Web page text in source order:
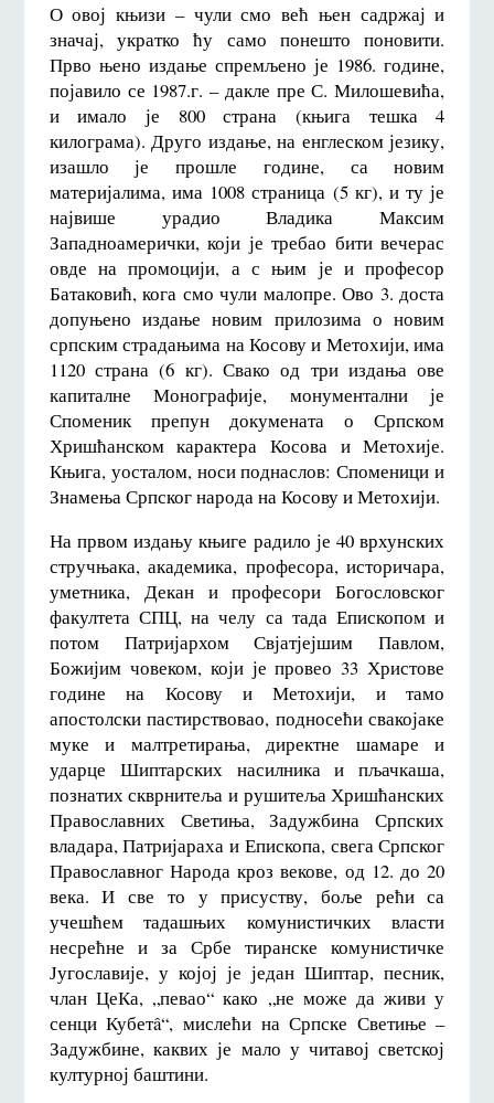
О овој књизи – чули смо већ њен садржај и
значај, укратко ћу само понешто поновити.
Прво њено издање спремљено је 1986. године,
појавило се 1987.г. – дакле пре С. Милошевића,
и имало је 800 страна (књига тешка 4
килограма). Друго издање, на енглеском језику,
изашло је прошле године, са новим
материјалима, има 1008 страница (5 кг), и ту је
највише урадио Владика Максим
Западноамерички, који је требао бити вечерас
овде на промоцији, а с њим је и професор
Батаковић, кога смо чули малопре. Ово 3. доста
допуњено издање новим прилозима о новим
српским страдањима на Косову и Метохији, има
1120 страна (6 кг). Свако од три издања ове
капиталне Монографије, монументални је
Споменик препун докумената о Српском
Хришћанском карактера Косова и Метохије.
Књига, уосталом, носи поднаслов: Споменици и
Знамења Српског народа на Косову и Метохији.
На првом издању књиге радило је 40 врхунских
стручњака, академика, професора, историчара,
уметника, Декан и професори Богословског
факултета СПЦ, на челу са тада Епископом и
потом Патријархом Свјатјејшим Павлом,
Божијим човеком, који је провео 33 Христове
године на Косову и Метохији, и тамо
апостолски пастирствовао, подносећи свакојаке
муке и малтретирања, директне шамаре и
ударце Шиптарских насилника и пљачкаша,
познатих скврнитеља и рушитеља Хришћанских
Православних Светиња, Задужбина Српских
владара, Патријараха и Епископа, свега Српског
Православног Народа кроз векове, од 12. до 20
века. И све то у присуству, боље рећи са
учешћем тадашњих комунистичких власти
несрећне и за Србе тиранске комунистичке
Југославије, у којој је један Шиптар, песник,
члан ЦеКа, „певао“ како „не може да живи у
сенци Кубетâ“, мислећи на Српске Светиње –
Задужбине, каквих је мало у читавој светској
културној баштини.